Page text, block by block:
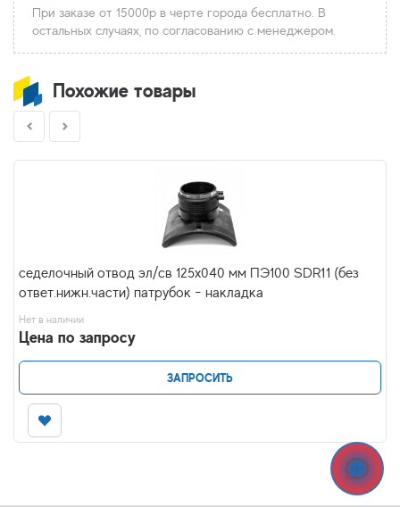
При заказе от 15000р в черте города бесплатно. В
остальных случаях, по согласованию с менеджером.
Похожие товары
седелочный отвод эл/св 125х040 мм ПЭ100 SDR11 (без
ответ.нижн.части) патрубок - накладка
Нет в наличии
Цена по запросу
ЗАПРОСИТЬ